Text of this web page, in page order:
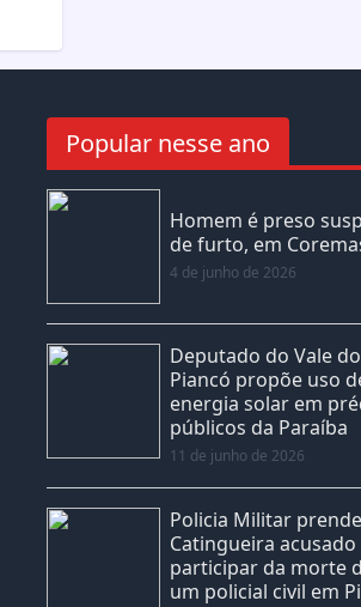
Popular nesse ano
Homem é preso
de furto, em
4 de junho de 2026
Deputado do Vale do
Piancó propõe uso
energia solar em
públicos da Paraíba
11 de junho de 2026
Policia Militar
Catingueira acusado
participar da morte
um policial civil em